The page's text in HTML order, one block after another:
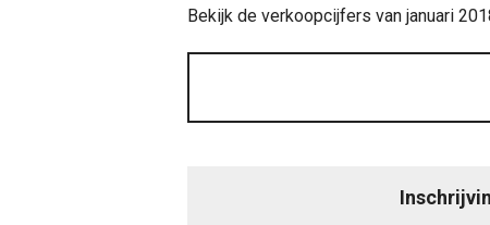
Bekijk de verkoopcijfers van januari